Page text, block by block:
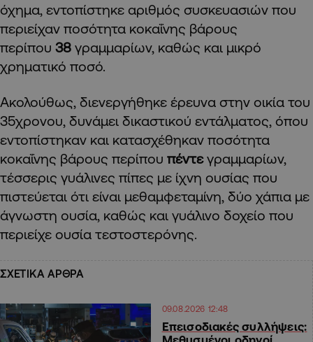
όχημα, εντοπίστηκε αριθμός συσκευασιών που
περιείχαν ποσότητα κοκαΐνης βάρους
περίπου 38 γραμμαρίων, καθώς και μικρό
χρηματικό ποσό.
Ακολούθως, διενεργήθηκε έρευνα στην οικία του
35χρονου, δυνάμει δικαστικού εντάλματος, όπου
εντοπίστηκαν και κατασχέθηκαν ποσότητα
κοκαΐνης βάρους περίπου πέντεγραμμαρίων,
τέσσερις γυάλινες πίπες με ίχνη ουσίας που
πιστεύεται ότι είναι μεθαμφεταμίνη, δύο χάπια με
άγνωστη ουσία, καθώς και γυάλινο δοχείο που
περιείχε ουσία τεστοστερόνης.
ΣΧΕΤΙΚΑ ΑΡΘΡΑ
09.08.2026 12:48
Επεισοδιακές συλλήψεις: